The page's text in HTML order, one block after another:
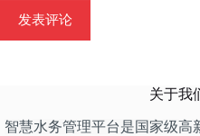
发表评论
关于我
智慧水务管理平台是国家级高